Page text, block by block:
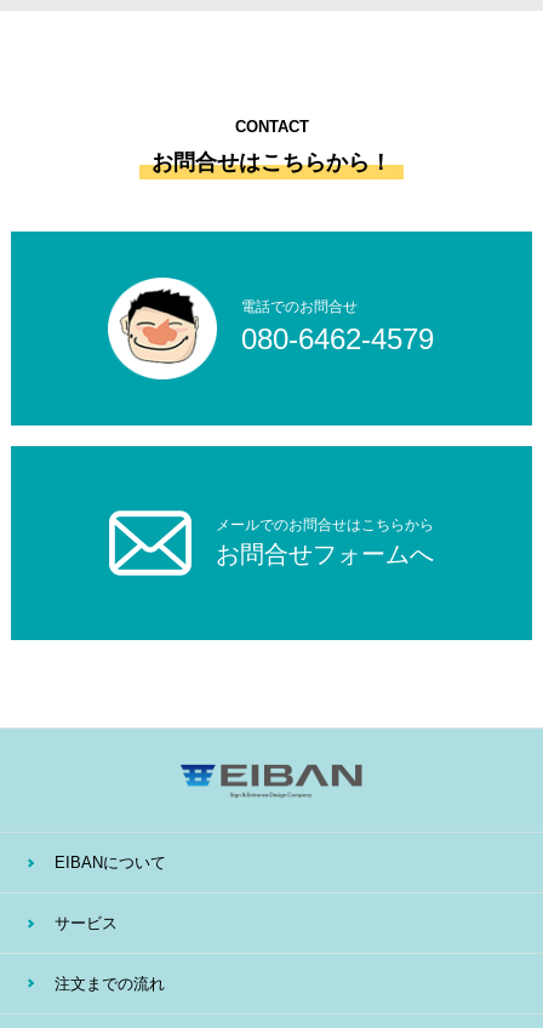
CONTACT
お問合せはこちらから！
電話でのお問合せ
080-6462-4579
メールでのお問合せはこちらから
お問合せフォームへ
EIBANについて
サービス
注文までの流れ